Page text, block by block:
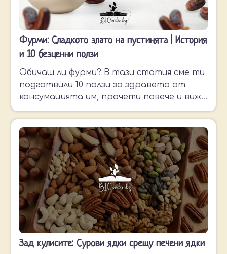
Фурми: Сладкото злато на пустинята | История
и 10 безценни ползи
Обичаш ли фурми? В тази статия сме ти
подготвили 10 ползи за здравето от
консумацията им, прочети повече и виж
какво те очаква накрая >
Зад кулисите: Сурови ядки срещу печени ядки